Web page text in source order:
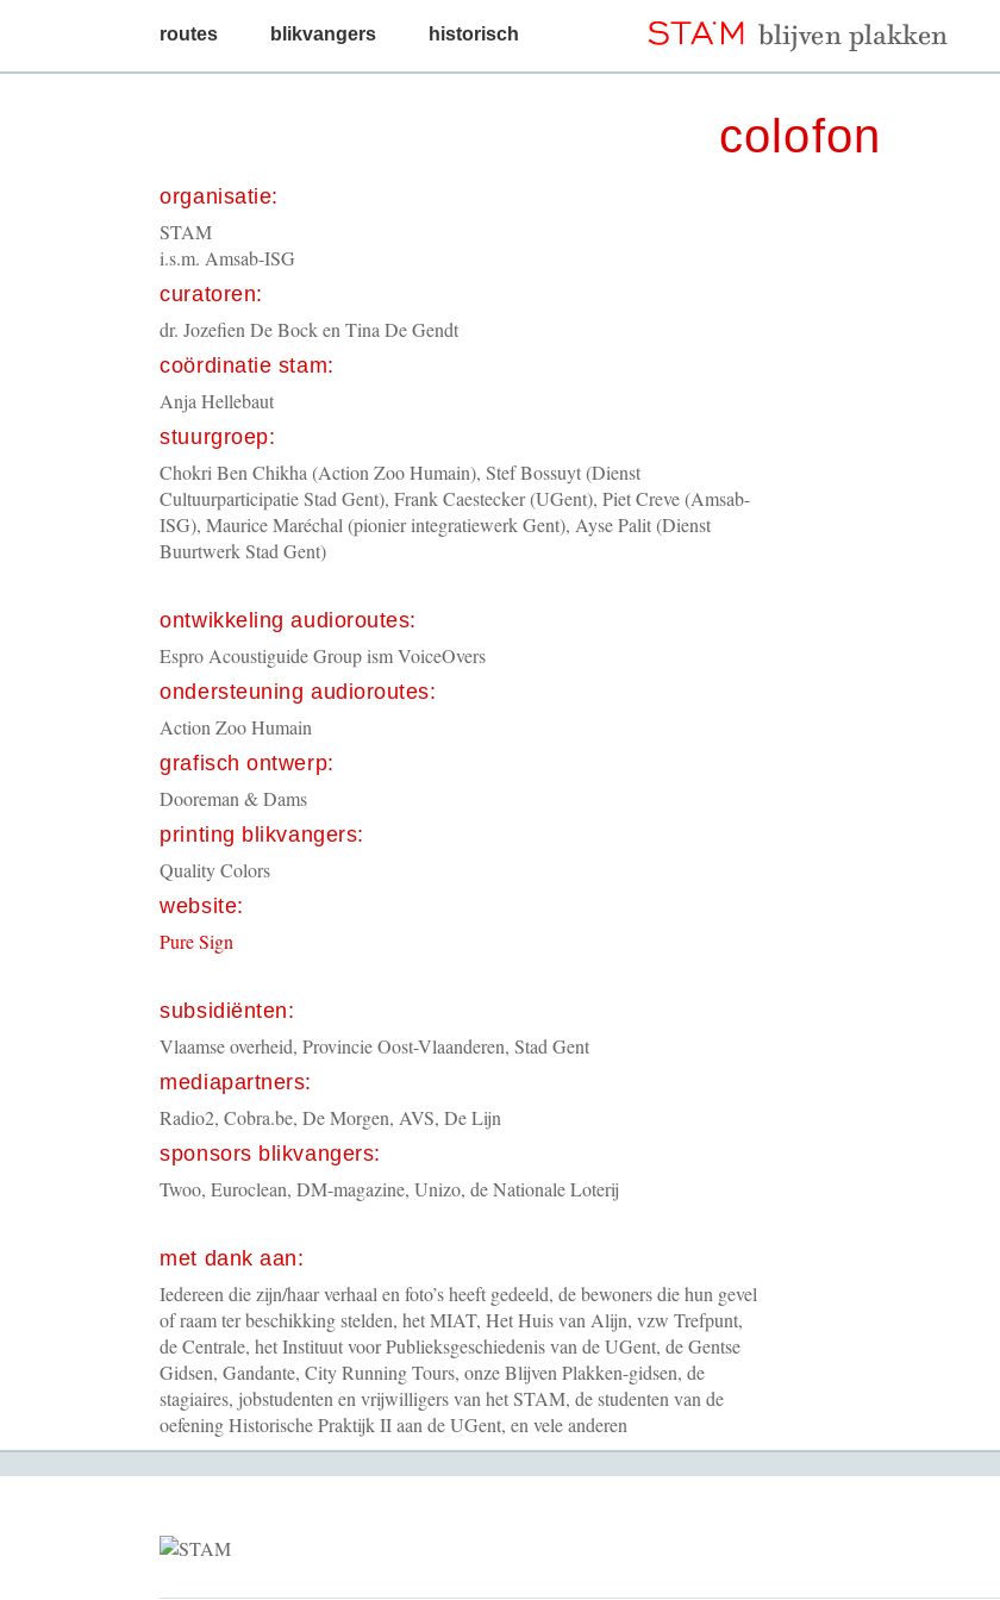
routes blikvangers historisch
colofon
organisatie:
STAM
i.s.m. Amsab-ISG
curatoren:
dr. Jozefien De Bock en Tina De Gendt
coördinatie stam:
Anja Hellebaut
stuurgroep:
Chokri Ben Chikha (Action Zoo Humain), Stef Bossuyt (Dienst
Cultuurparticipatie Stad Gent), Frank Caestecker (UGent), Piet Creve (Amsab-
ISG), Maurice Maréchal (pionier integratiewerk Gent), Ayse Palit (Dienst
Buurtwerk Stad Gent)
ontwikkeling audioroutes:
Espro Acoustiguide Group ism VoiceOvers
ondersteuning audioroutes:
Action Zoo Humain
grafisch ontwerp:
Dooreman & Dams
printing blikvangers:
Quality Colors
website:
Pure Sign
subsidiënten:
Vlaamse overheid, Provincie Oost-Vlaanderen, Stad Gent
mediapartners:
Radio2, Cobra.be, De Morgen, AVS, De Lijn
sponsors blikvangers:
Twoo, Euroclean, DM-magazine, Unizo, de Nationale Loterij
met dank aan:
Iedereen die zijn/haar verhaal en foto’s heeft gedeeld, de bewoners die hun gevel
of raam ter beschikking stelden, het MIAT, Het Huis van Alijn, vzw Trefpunt,
de Centrale, het Instituut voor Publieksgeschiedenis van de UGent, de Gentse
Gidsen, Gandante, City Running Tours, onze Blijven Plakken-gidsen, de
stagiaires, jobstudenten en vrijwilligers van het STAM, de studenten van de
oefening Historische Praktijk II aan de UGent, en vele anderen